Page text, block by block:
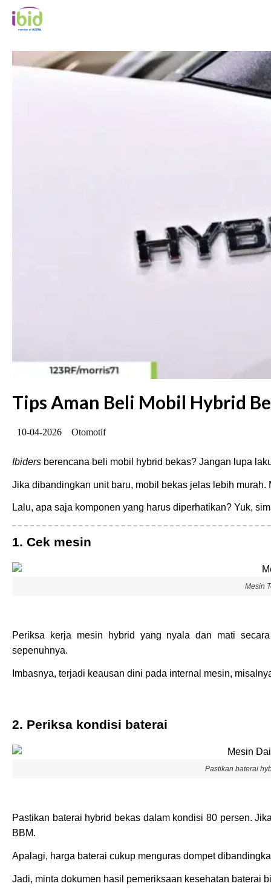
Tips Aman Beli Mobil Hybrid
10-04-2026 Otomotif
Ibiders berencana beli mobil hybrid bekas? Jangan lupa
Jika dibandingkan unit baru, mobil bekas jelas lebih
Lalu, apa saja komponen yang harus diperhatikan? Yuk,
1. Cek mesin
Mesin
Periksa kerja mesin hybrid yang nyala dan mati
sepenuhnya.
Imbasnya, terjadi keausan dini pada internal mesin,
2. Periksa kondisi baterai
Pastikan baterai
Pastikan baterai hybrid bekas dalam kondisi 80 persen.
BBM.
Apalagi, harga baterai cukup menguras dompet
Jadi, minta dokumen hasil pemeriksaan kesehatan baterai